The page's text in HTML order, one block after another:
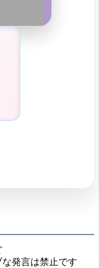
発言は禁止です